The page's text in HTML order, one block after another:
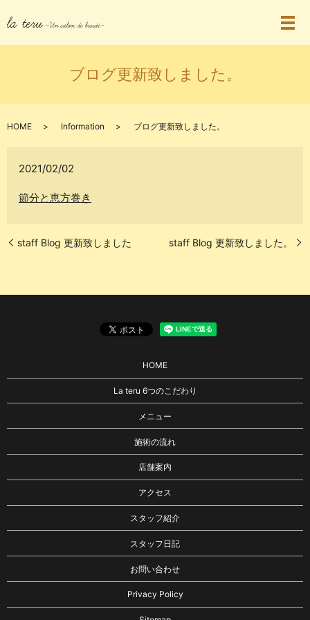
ブログ更新致しました。
HOME Information ブログ更新致しました。
2021/02/02
節分と恵方巻き
staff Blog 更新致しました staff Blog 更新致しました。
HOME
La teru 6つのこだわり
メニュー
施術の流れ
店舗案内
アクセス
スタッフ紹介
スタッフ日記
お問い合わせ
Privacy Policy